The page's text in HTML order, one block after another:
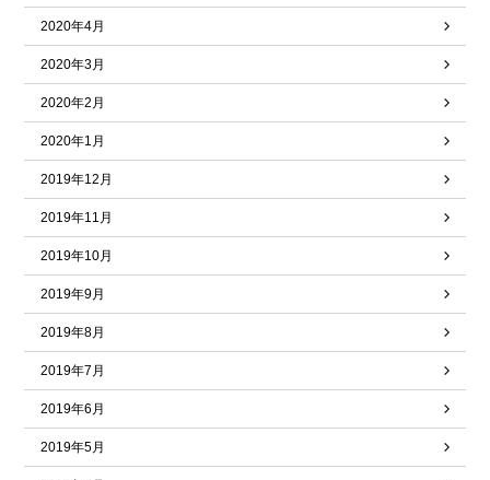
2020年4月
2020年3月
2020年2月
2020年1月
2019年12月
2019年11月
2019年10月
2019年9月
2019年8月
2019年7月
2019年6月
2019年5月